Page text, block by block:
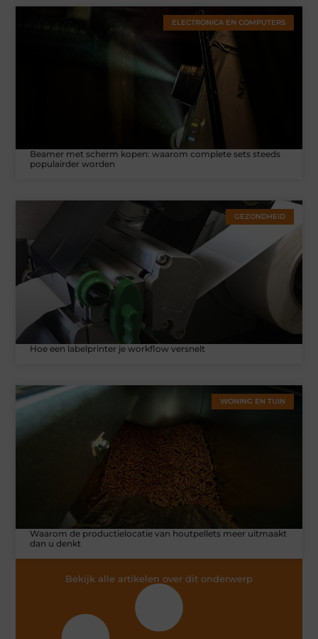
ELECTRONICA EN COMPUTERS
Beamer met scherm kopen: waarom complete sets steeds
populairder worden
GEZONDHEID
Hoe een labelprinter je workflow versnelt
WONING EN TUIN
Waarom de productielocatie van houtpellets meer uitmaakt
dan u denkt
Bekijk alle artikelen over dit onderwerp